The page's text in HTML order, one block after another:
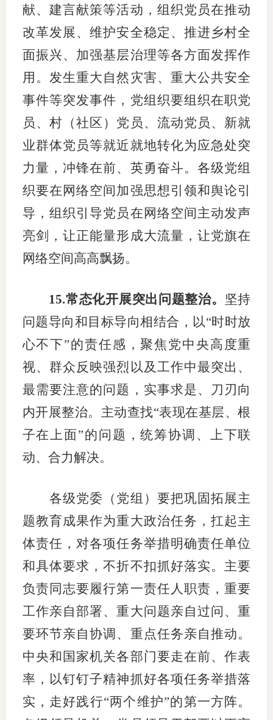
献、建言献策等活动，组织党员在推动
改革发展、维护安全稳定、推进乡村全
面振兴、加强基层治理等各方面发挥作
用。发生重大自然灾害、重大公共安全
事件等突发事件，党组织要组织在职党
员、村（社区）党员、流动党员、新就
业群体党员等就近就地转化为应急处突
力量，冲锋在前、英勇奋斗。各级党组
织要在网络空间加强思想引领和舆论引
导，组织引导党员在网络空间主动发声
亮剑，让正能量形成大流量，让党旗在
网络空间高高飘扬。
15.常态化开展突出问题整治。 坚持
问题导向和目标导向相结合，以“时时放
心不下”的责任感，聚焦党中央高度重
视、群众反映强烈以及工作中最突出、
最需要注意的问题，实事求是、刀刃向
内开展整治。主动查找“表现在基层、根
子在上面”的问题，统筹协调、上下联
动、合力解决。
各级党委（党组）要把巩固拓展主
题教育成果作为重大政治任务，扛起主
体责任，对各项任务举措明确责任单位
和具体要求，不折不扣抓好落实。主要
负责同志要履行第一责任人职责，重要
工作亲自部署、重大问题亲自过问、重
要环节亲自协调、重点任务亲自推动。
中央和国家机关各部门要走在前、作表
率，以钉钉子精神抓好各项任务举措落
实，走好践行“两个维护”的第一方阵。